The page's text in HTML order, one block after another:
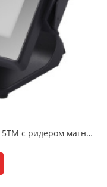
Сенсорный POS-монитор 15" CPOS-15TM с ридером магнитных карт, черный